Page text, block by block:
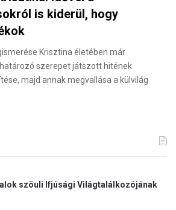
is kiderül, hogy
Krisztina életében már
szerepet játszott hitének
majd annak megvallása a külvilág
szöuli Ifjúsági Világtalálkozójának